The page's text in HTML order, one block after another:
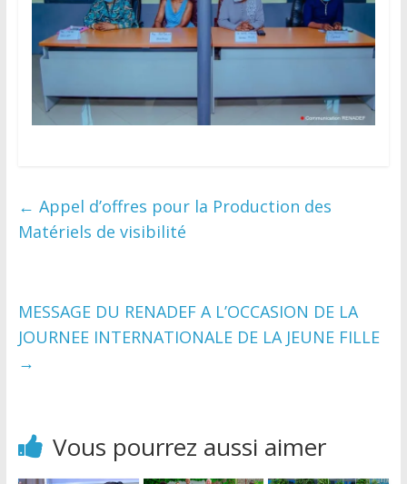
← Appel d’offres pour la Production des
Matériels de visibilité
MESSAGE DU RENADEF A L’OCCASION DE LA
JOURNEE INTERNATIONALE DE LA JEUNE FILLE
→
Vous pourrez aussi aimer